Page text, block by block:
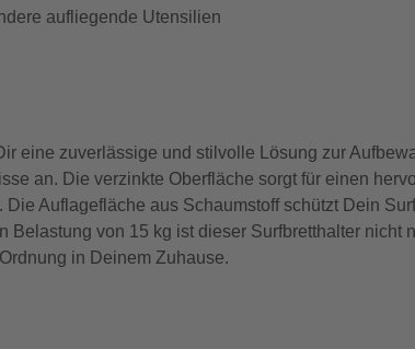
aufliegende Utensilien
eine zuverlässige und stilvolle Lösung zur
an. Die verzinkte Oberfläche sorgt für einen
Auflagefläche aus Schaumstoff schützt Dein
von 15 kg ist dieser Surfbretthalter nicht
in Deinem Zuhause.